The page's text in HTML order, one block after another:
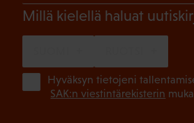
Millä kielellä haluat
Hyväksyn tietojeni
SAK:n viestintärekisterin